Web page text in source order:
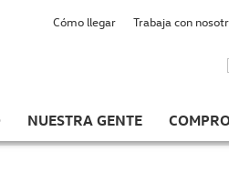
NUESTRA GENTE
Cómo llegar Trabaja con